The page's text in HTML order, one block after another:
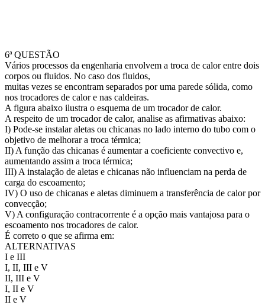
6ª QUESTÃO
Vários processos da engenharia envolvem a troca de calor entre dois
corpos ou fluidos. No caso dos fluidos,
muitas vezes se encontram separados por uma parede sólida, como
nos trocadores de calor e nas caldeiras.
A figura abaixo ilustra o esquema de um trocador de calor.
A respeito de um trocador de calor, analise as afirmativas abaixo:
I) Pode-se instalar aletas ou chicanas no lado interno do tubo com o
objetivo de melhorar a troca térmica;
II) A função das chicanas é aumentar a coeficiente convectivo e,
aumentando assim a troca térmica;
III) A instalação de aletas e chicanas não influenciam na perda de
carga do escoamento;
IV) O uso de chicanas e aletas diminuem a transferência de calor por
convecção;
V) A configuração contracorrente é a opção mais vantajosa para o
escoamento nos trocadores de calor.
É correto o que se afirma em:
ALTERNATIVAS
I e III
I, II, III e V
II, III e V
I, II e V
II e V